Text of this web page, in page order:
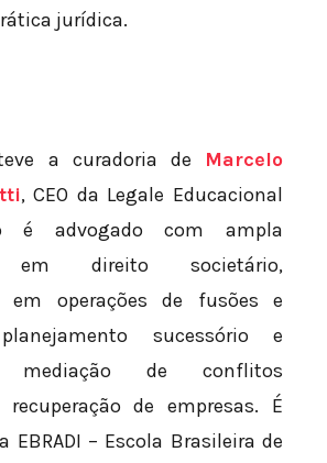
jurídica.
a curadoria de Marcelo
, CEO da Legale Educacional
é advogado com ampla
em direito societário,
em operações de fusões e
sucessório e
mediação de conflitos
de empresas. É
EBRADI – Escola Brasileira de